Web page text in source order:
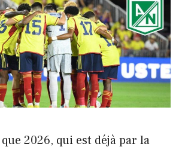
2026, qui est déjà par la